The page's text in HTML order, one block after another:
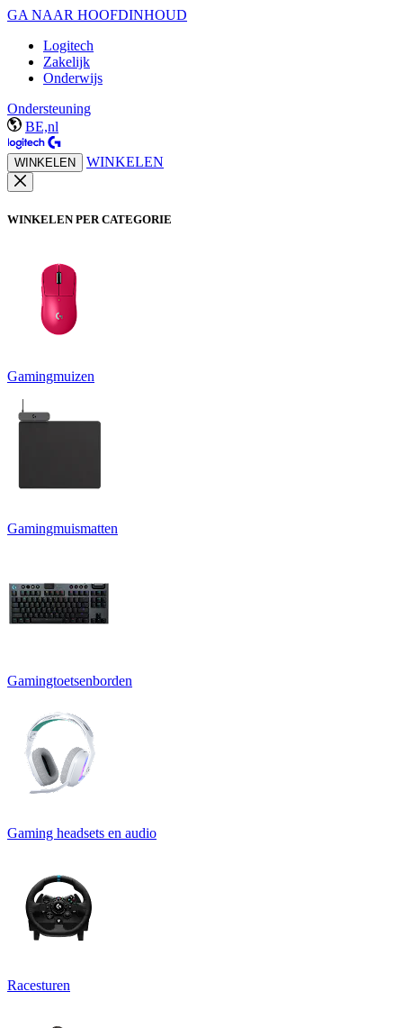
GA NAAR HOOFDINHOUD
Logitech
Zakelijk
Onderwijs
Ondersteuning
BE,nl
WINKELEN WINKELEN
WINKELEN PER CATEGORIE
Gamingmuizen
Gamingmuismatten
Gamingtoetsenborden
Gaming headsets en audio
Racesturen